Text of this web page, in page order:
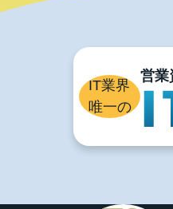
IT業界
唯一の